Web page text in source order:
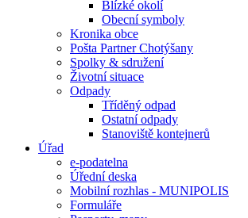
Blízké okolí
Obecní symboly
Kronika obce
Pošta Partner Chotýšany
Spolky & sdružení
Životní situace
Odpady
Tříděný odpad
Ostatní odpady
Stanoviště kontejnerů
Úřad
e-podatelna
Úřední deska
Mobilní rozhlas - MUNIPOLIS
Formuláře